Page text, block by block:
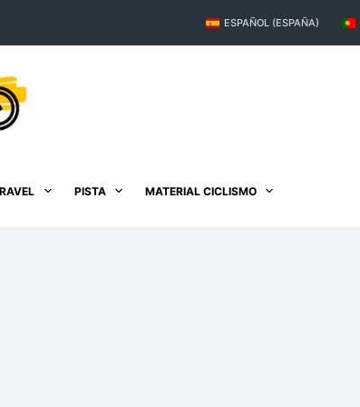
ESPAÑOL (ESPAÑA)
PISTA MATERIAL CICLISMO